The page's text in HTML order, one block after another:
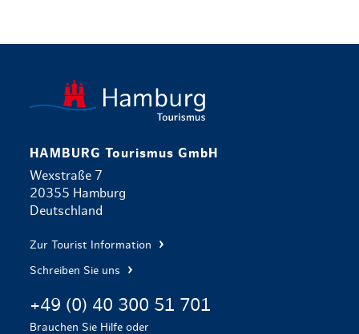
HAMBURG Tourismus GmbH
Wexstraße 7
20355 Hamburg
Deutschland
Zur Tourist Information
Schreiben Sie uns
+49 (0) 40 300 51 701
Brauchen Sie Hilfe oder